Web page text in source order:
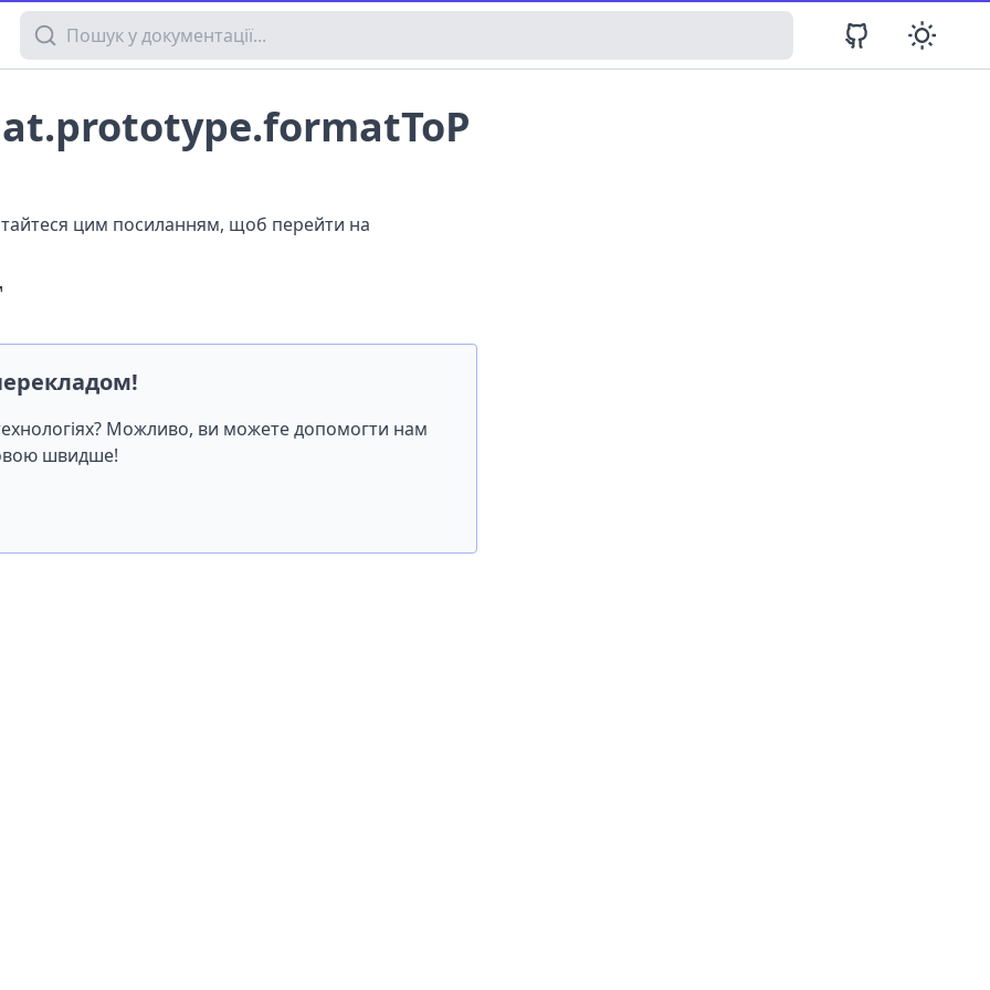
Пошук у документації
цим посиланням, щоб перейти на
Можливо, ви можете допомогти нам
швидше!